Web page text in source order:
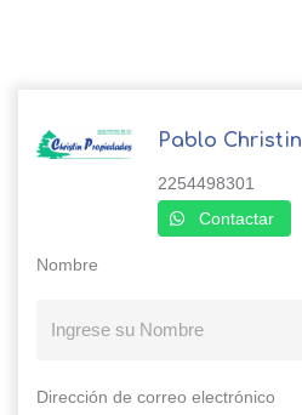
Pablo Christin
2254498301
Contactar
Nombre
Dirección de correo electrónico